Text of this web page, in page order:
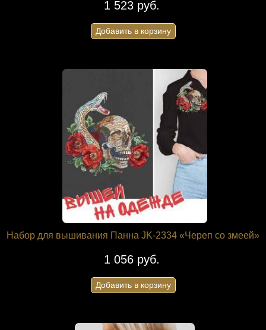
1 523 руб.
Добавить в корзину
Набор для вышивания Панна JK-2334 «Череп со змеей»
1 056 руб.
Добавить в корзину